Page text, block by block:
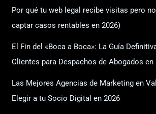
Por qué tu web legal recibe visitas pero
captar casos rentables en 2026)
El Fin del «Boca a Boca»: La Guía
Clientes para Despachos de Abogados en
Las Mejores Agencias de Marketing en
Elegir a tu Socio Digital en 2026